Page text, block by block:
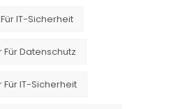
IT-Sicherheit
Datenschutz
IT-Sicherheit